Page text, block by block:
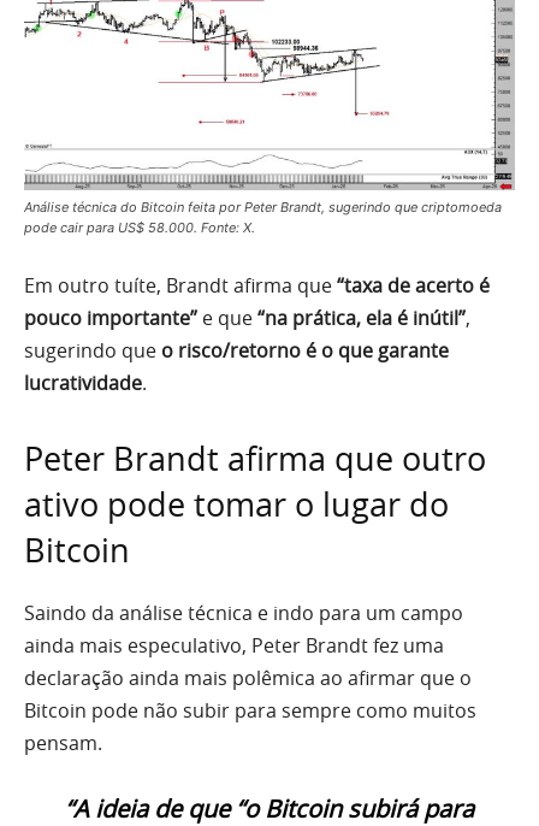
Análise técnica do Bitcoin feita por Peter Brandt, sugerindo que criptomoeda
pode cair para US$ 58.000. Fonte: X.
Em outro tuíte, Brandt afirma que“taxa de acerto é
pouco importante” e que“na prática, ela é inútil”,
sugerindo que o risco/retorno é o que garante
lucratividade.
Peter Brandt afirma que outro
ativo pode tomar o lugar do
Bitcoin
Saindo da análise técnica e indo para um campo
ainda mais especulativo, Peter Brandt fez uma
declaração ainda mais polêmica ao afirmar que o
Bitcoin pode não subir para sempre como muitos
pensam.
“A ideia de que “o Bitcoin subirá para